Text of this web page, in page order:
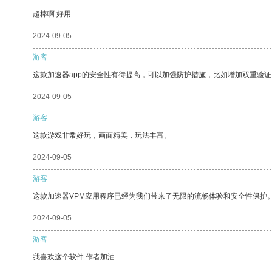
超棒啊 好用
2024-09-05
游客
这款加速器app的安全性有待提高，可以加强防护措施，比如增加双重验
2024-09-05
游客
这款游戏非常好玩，画面精美，玩法丰富。
2024-09-05
游客
这款加速器VPM应用程序已经为我们带来了无限的流畅体验和安全性保护
2024-09-05
游客
我喜欢这个软件 作者加油